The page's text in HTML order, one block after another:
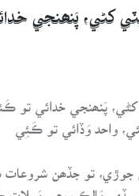
کڻي، پَنھنجي
پَنھنجي خدائي تو
واحد وَڏائي تو ڪَئِي
جوڙي، تو جڏھن شروعات
مَالڪ ويھي مَملات